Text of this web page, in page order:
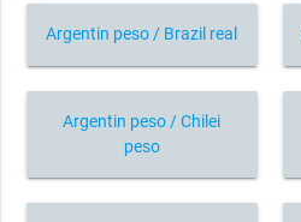
Argentin peso / Brazil real
Argentin peso / Chilei
peso